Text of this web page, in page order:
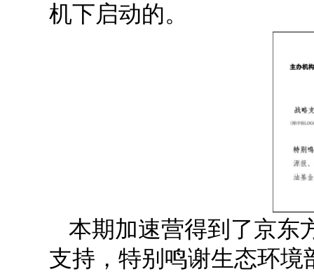
机下启动的。
本期加速营得到了京东
支持，特别鸣谢生态环